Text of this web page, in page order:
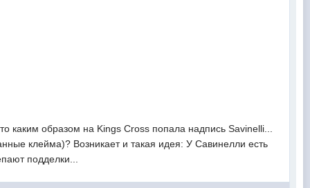
каким образом на Kings Cross попала надпись Savinelli...
клейма)? Возникает и такая идея: У Савинелли есть
подделки...